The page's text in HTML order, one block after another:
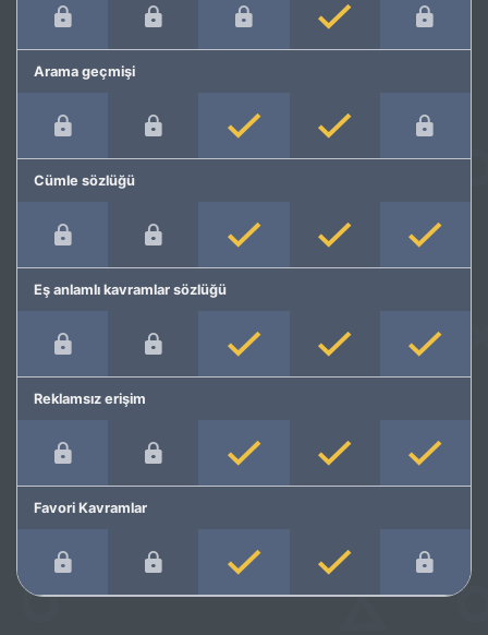
Arama geçmişi
Cümle sözlüğü
Eş anlamlı kavramlar sözlüğü
Reklamsız erişim
Favori Kavramlar